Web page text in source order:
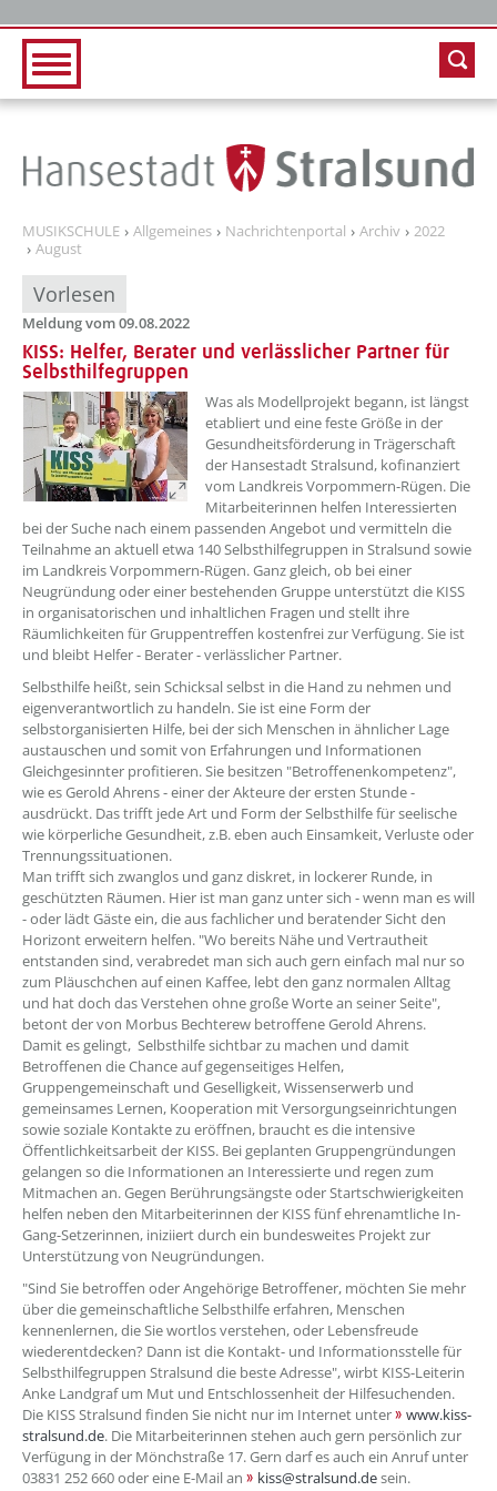
MUSIKSCHULE Allgemeines Nachrichtenportal Archiv
2022
August
Vorlesen
Meldung vom 09.08.2022
KISS: Helfer, Berater und verlässlicher Partner für
Selbsthilfegruppen
??? absaetzeOben[1]/titel ???
Was als Modellprojekt begann, ist längst
etabliert und eine feste Größe in der
Gesundheitsförderung in Trägerschaft
der Hansestadt Stralsund, kofinanziert
vom Landkreis Vorpommern-Rügen. Die
Mitarbeiterinnen helfen Interessierten
bei der Suche nach einem passenden Angebot und vermitteln die
Teilnahme an aktuell etwa 140 Selbsthilfegruppen in Stralsund sowie
im Landkreis Vorpommern-Rügen. Ganz gleich, ob bei einer
Neugründung oder einer bestehenden Gruppe unterstützt die KISS
in organisatorischen und inhaltlichen Fragen und stellt ihre
Räumlichkeiten für Gruppentreffen kostenfrei zur Verfügung. Sie ist
und bleibt Helfer - Berater - verlässlicher Partner.
Selbsthilfe heißt, sein Schicksal selbst in die Hand zu nehmen und
eigenverantwortlich zu handeln. Sie ist eine Form der
selbstorganisierten Hilfe, bei der sich Menschen in ähnlicher Lage
austauschen und somit von Erfahrungen und Informationen
Gleichgesinnter profitieren. Sie besitzen "Betroffenenkompetenz",
wie es Gerold Ahrens - einer der Akteure der ersten Stunde -
ausdrückt. Das trifft jede Art und Form der Selbsthilfe für seelische
wie körperliche Gesundheit, z.B. eben auch Einsamkeit, Verluste oder
Trennungssituationen.
Man trifft sich zwanglos und ganz diskret, in lockerer Runde, in
geschützten Räumen. Hier ist man ganz unter sich - wenn man es will
- oder lädt Gäste ein, die aus fachlicher und beratender Sicht den
Horizont erweitern helfen. "Wo bereits Nähe und Vertrautheit
entstanden sind, verabredet man sich auch gern einfach mal nur so
zum Pläuschchen auf einen Kaffee, lebt den ganz normalen Alltag
und hat doch das Verstehen ohne große Worte an seiner Seite",
betont der von Morbus Bechterew betroffene Gerold Ahrens.
Damit es gelingt, Selbsthilfe sichtbar zu machen und damit
Betroffenen die Chance auf gegenseitiges Helfen,
Gruppengemeinschaft und Geselligkeit, Wissenserwerb und
gemeinsames Lernen, Kooperation mit Versorgungseinrichtungen
sowie soziale Kontakte zu eröffnen, braucht es die intensive
Öffentlichkeitsarbeit der KISS. Bei geplanten Gruppengründungen
gelangen so die Informationen an Interessierte und regen zum
Mitmachen an. Gegen Berührungsängste oder Startschwierigkeiten
helfen neben den Mitarbeiterinnen der KISS fünf ehrenamtliche In-
Gang-Setzerinnen, iniziiert durch ein bundesweites Projekt zur
Unterstützung von Neugründungen.
"Sind Sie betroffen oder Angehörige Betroffener, möchten Sie mehr
über die gemeinschaftliche Selbsthilfe erfahren, Menschen
kennenlernen, die Sie wortlos verstehen, oder Lebensfreude
wiederentdecken? Dann ist die Kontakt- und Informationsstelle für
Selbsthilfegruppen Stralsund die beste Adresse", wirbt KISS-Leiterin
Anke Landgraf um Mut und Entschlossenheit der Hilfesuchenden.
Die KISS Stralsund finden Sie nicht nur im Internet unter
www.kiss-
stralsund.de. Die Mitarbeiterinnen stehen auch gern persönlich zur
Verfügung in der Mönchstraße 17. Gern darf es auch ein Anruf unter
03831 252 660 oder eine E-Mail an
kiss@stralsund.desein.